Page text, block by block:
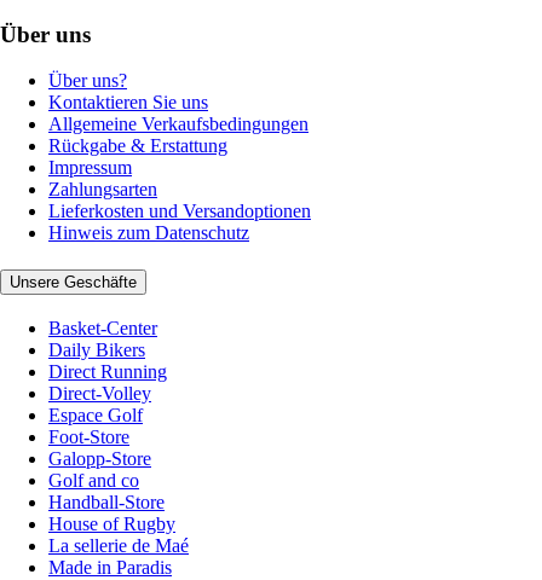
Über uns
Über uns?
Kontaktieren Sie uns
Allgemeine Verkaufsbedingungen
Rückgabe & Erstattung
Impressum
Zahlungsarten
Lieferkosten und Versandoptionen
Hinweis zum Datenschutz
Unsere Geschäfte
Basket-Center
Daily Bikers
Direct Running
Direct-Volley
Espace Golf
Foot-Store
Galopp-Store
Golf and co
Handball-Store
House of Rugby
La sellerie de Maé
Made in Paradis